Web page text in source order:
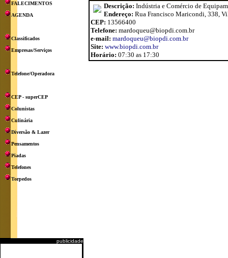
FALECIMENTOS
AGENDA
Classificados
Empresas/Serviços
Telefone/Operadora
CEP - superCEP
Colunistas
Culinária
Diversão & Lazer
Pensamentos
Piadas
Telefones
Torpedos
publicidade
Descrição: Indústria e Comércio de
Endereço: Rua Francisco Maricondi, 338,
CEP: 13566400
Telefone: mardoqueu@biopdi.com.br
e-mail: mardoqueu@biopdi.com.br
Site: www.biopdi.com.br
Horário: 07:30 as 17:30